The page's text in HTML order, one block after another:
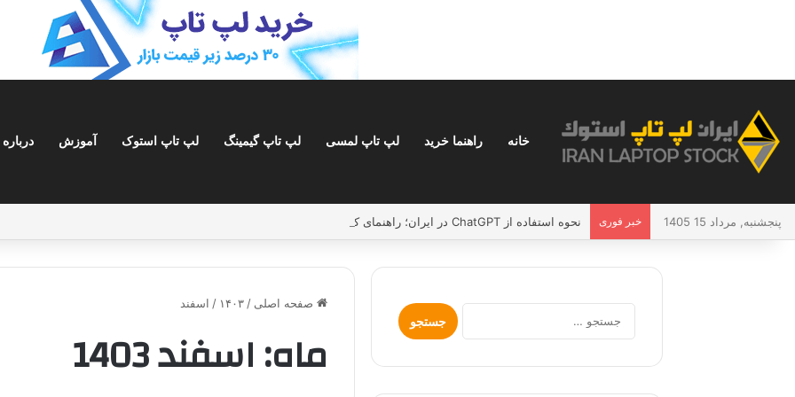
خانه راهنما خرید لپ تاپ لمسی لپ تاپ گیمینگ لپ تاپ استوک آموزش درباره
پنجشنبه, مرداد 15 1405 خبر فوری نحوه استفاده از ChatGPT در ایران؛ راهنمای کامل و بدون دردسر
صفحه اصلی / ۱۴۰۳ / اسفند
ماه:اسفند 1403
جستجو
برای: